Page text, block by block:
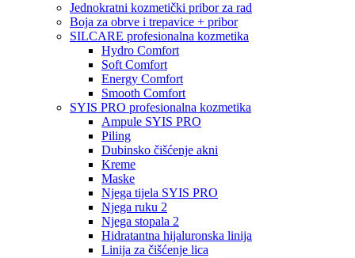
Jednokratni kozmetički pribor za rad
Boja za obrve i trepavice + pribor
SILCARE profesionalna kozmetika
Hydro Comfort
Soft Comfort
Energy Comfort
Smooth Comfort
SYIS PRO profesionalna kozmetika
Ampule SYIS PRO
Piling
Dubinsko čišćenje akni
Kreme
Maske
Njega tijela SYIS PRO
Njega ruku 2
Njega stopala 2
Hidratantna hijaluronska linija
Linija za čišćenje lica